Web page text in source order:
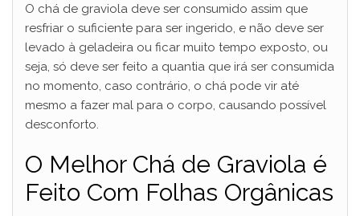
O chá de graviola deve ser consumido assim que
resfriar o suficiente para ser ingerido, e não deve ser
levado à geladeira ou ficar muito tempo exposto, ou
seja, só deve ser feito a quantia que irá ser consumida
no momento, caso contrário, o chá pode vir até
mesmo a fazer mal para o corpo, causando possível
desconforto.
O Melhor Chá de Graviola é
Feito Com Folhas Orgânicas